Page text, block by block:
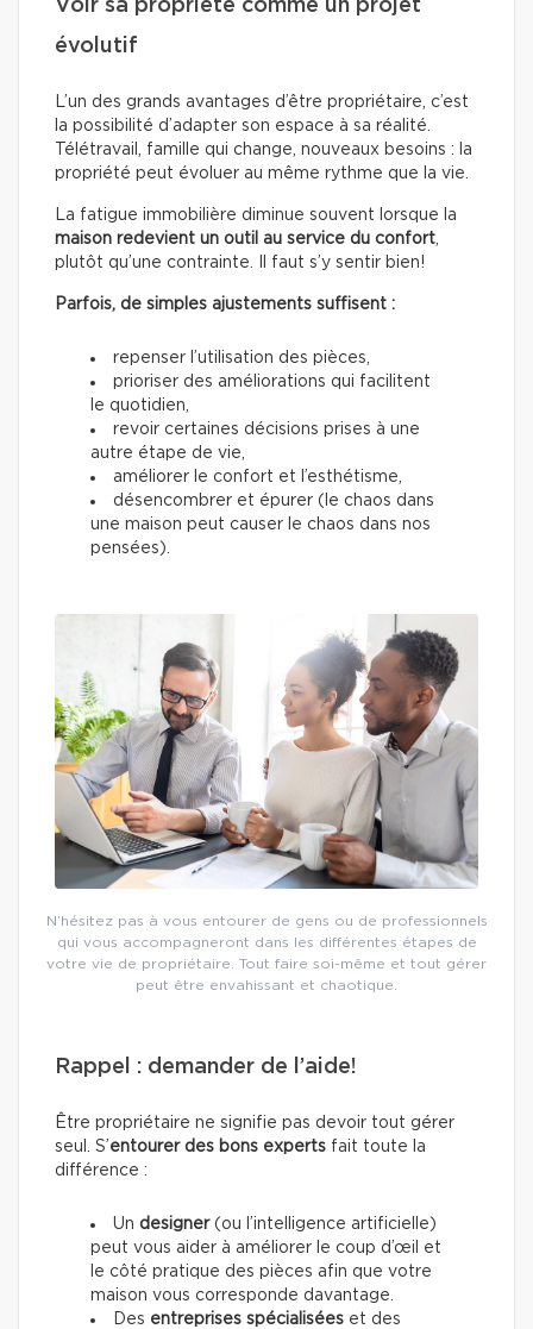
Voir sa propriété comme un projet
évolutif
L’un des grands avantages d’être propriétaire, c’est
la possibilité d’adapter son espace à sa réalité.
Télétravail, famille qui change, nouveaux besoins : la
propriété peut évoluer au même rythme que la vie.
La fatigue immobilière diminue souvent lorsque la
maison redevient un outil au service du confort
plutôt qu’une contrainte. Il faut s’y sentir bien!
Parfois, de simples ajustements suffisent :
repenser l’utilisation des pièces,
prioriser des améliorations qui facilitent
le quotidien,
revoir certaines décisions prises à une
autre étape de vie,
améliorer le confort et l’esthétisme,
désencombrer et épurer (le chaos dans
une maison peut causer le chaos dans nos
pensées).
N’hésitez pas à vous entourer de gens ou de professionnels
qui vous accompagneront dans les différentes étapes de
votre vie de propriétaire. Tout faire soi-même et tout gérer
peut être envahissant et chaotique.
Rappel : demander de l’aide!
Être propriétaire ne signifie pas devoir tout gérer
seul. S’entourer des bons experts fait toute la
différence :
Un designer(ou l’intelligence artificielle)
peut vous aider à améliorer le coup d’œil et
le côté pratique des pièces afin que votre
maison vous corresponde davantage.
Des entreprises spécialisées et des